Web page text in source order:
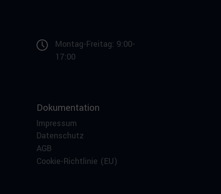
Montag-Freitag: 9:00-
17:00
Dokumentation
Impressum
Datenschutz
AGB
Cookie-Richtlinie (EU)